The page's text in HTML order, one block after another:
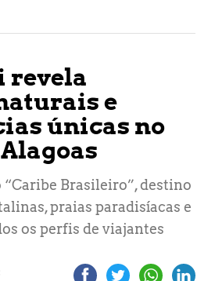
revela
e
únicas no
Brasileiro”, destino
praias paradisíacas e
os perfis de viajantes